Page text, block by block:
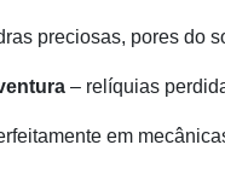
preciosas, pores do
– relíquias
em